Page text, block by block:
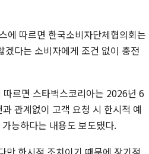
에 따르면 한국소비자단체협의회는
다는 소비자에게 조건 없이 충전
르면 스타벅스코리아는 2026년 6
관계없이 고객 요청 시 한시적 예
능하다는 내용도 보도됐다.